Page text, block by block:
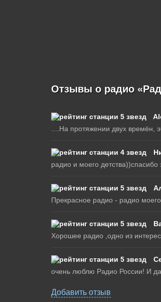
Отзывы о радио
....На протяжении двух времён,
радио и моего
Прекрасное радио - радио
Хорошее радио ,одно из
очень люблю Радио России! И
Добавить отзыв